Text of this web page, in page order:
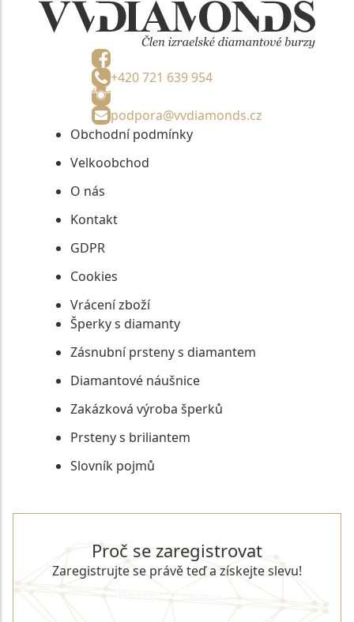
+420 721 639 954
podpora@vvdiamonds.cz
Obchodní podmínky
Velkoobchod
O nás
Kontakt
GDPR
Cookies
Vrácení zboží
Šperky s diamanty
Zásnubní prsteny s diamantem
Diamantové náušnice
Zakázková výroba šperků
Prsteny s briliantem
Slovník pojmů
Proč se zaregistrovat
Zaregistrujte se právě teď a získejte slevu!
REGISTROVAT SE